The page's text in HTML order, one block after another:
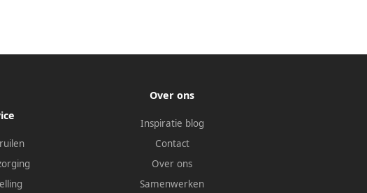
Over ons
Inspiratie blog
Contact
Over ons
Samenwerken